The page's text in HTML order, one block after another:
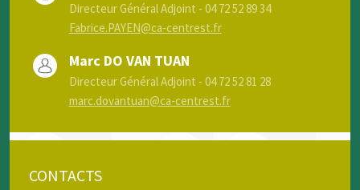
Directeur Général Adjoint - 04 72 52 89 34
Fabrice.PAYEN@ca-centrest.fr
Marc DO VAN TUAN
Directeur Général Adjoint - 04 72 52 81 28
marc.dovantuan@ca-centrest.fr
CONTACTS